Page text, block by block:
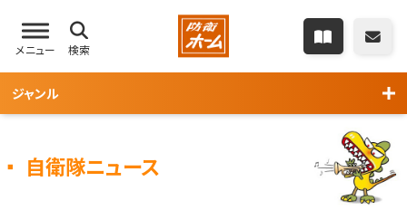
メニュー 検索
ジャンル
自衛隊ニュース